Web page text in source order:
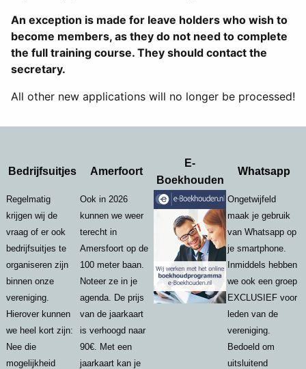
An exception is made for leave holders who wish to
become members, as they do not need to complete
the full training course. They should contact the
secretary.
All other new applications will no longer be processed!
Bedrijfsuitjes Amerfoort
E-
Boekhouden
Whatsapp
Regelmatig
krijgen wij de
vraag of er ook
bedrijfsuitjes te
organiseren zijn
binnen onze
vereniging.
Hierover kunnen
we heel kort zijn:
Nee die
mogelijkheid
Ook in 2026
kunnen we weer
terecht in
Amersfoort op de
100 meter baan.
Noteer ze in je
agenda. De prijs
van de jaarkaart
is verhoogd naar
90€. Met een
jaarkaart kan je
Ongetwijfeld
maak je gebruik
van Whatsapp op
je smartphone.
Inmiddels hebben
we ook een groep
EXCLUSIEF voor
leden van de
vereniging.
Bedoeld om
uitsluitend